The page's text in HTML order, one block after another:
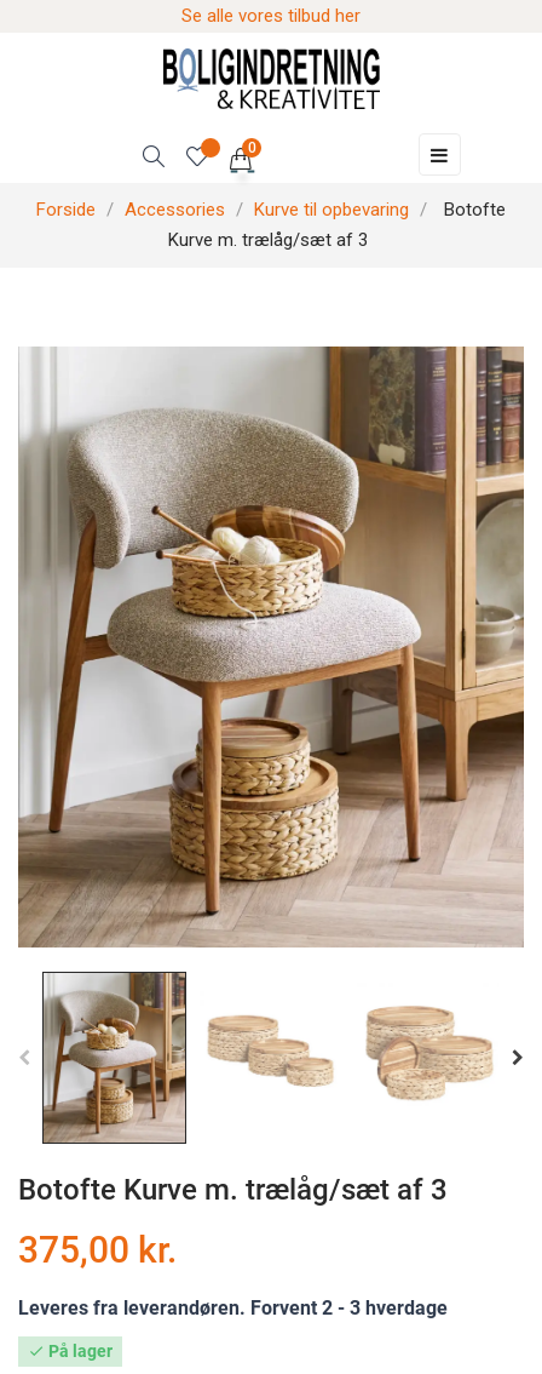
Se alle vores tilbud her
0
Skift
☰
Forside Accessories Kurve til opbevaring
Botofte
Kurve m. trælåg/sæt af 3
Botofte Kurve m. trælåg/sæt af 3
375,00 kr.
Leveres fra leverandøren. Forvent 2 - 3 hverdage
 På lager